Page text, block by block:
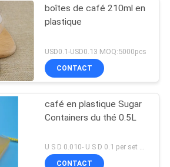
boîtes de café 210ml en
plastique
USD0.1-USD0.13 MOQ:5000pcs
CONTACT
café en plastique Sugar
Containers du thé 0.5L
U S D 0.010- U S D 0.1 per set MOQ:ensemble 10000
CONTACT